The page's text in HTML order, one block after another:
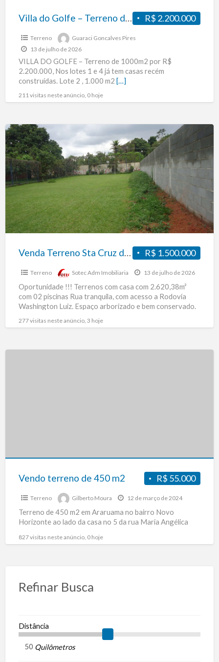
R$ 2.200.000
Terreno
Guaraci Goncalves Pires
13 de julho de 2026
VILLA DO GOLFE – Terreno de 1000m2 por R$
2.200.000, Nos lotes 1 e 4 já tem casas recém
construídas. Lote 2 , 1.000 m2 […]
211 visitas neste anúncio, 0 hoje
Venda
Terreno
Sta
Cruz
da
R$ 1.500.000
Venda Terreno Sta Cruz da Serra
Terreno Sotec Adm Imobiliaria 13 de julho de 2026
Oportunidade !!! Terrenos com casa com 2.620,38m²
com 02 piscinas Rua tranquila, com acesso a Rodovia
Washington Luiz. Espaço arborizado e bem conservado.
277 visitas neste anúncio, 3 hoje
R$ 55.000
Vendo terreno de 450 m2
Terreno Gilberto Moura 12 de março de 2024
Terreno de 450 m2 em Araruama no bairro Novo
Horizonte ao lado da casa no 5 da rua Maria Angélica
827 visitas neste anúncio, 0 hoje
Refinar Busca
Distância
Quilômetros